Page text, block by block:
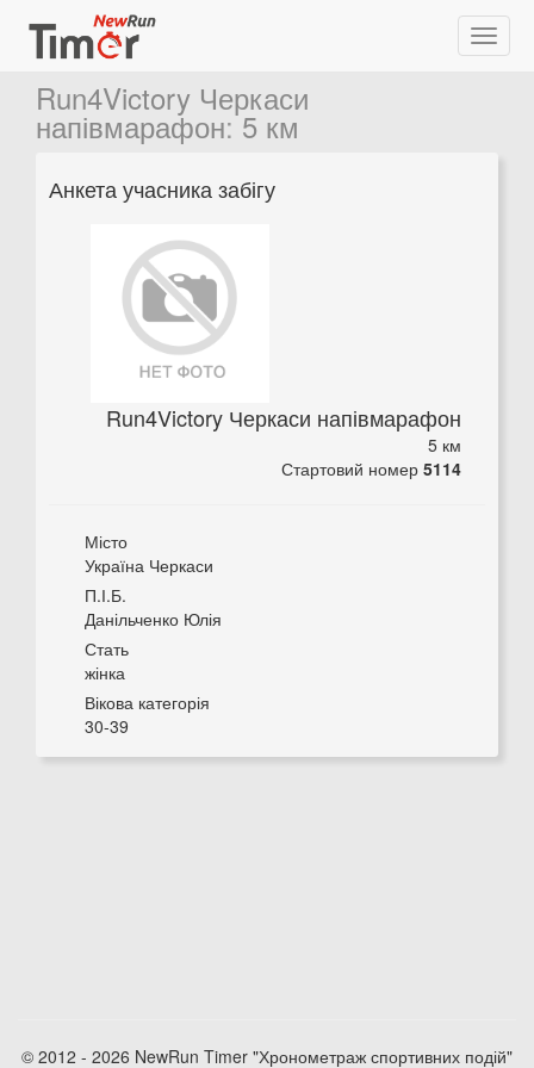
Run4Victory Черкаси
напівмарафон:5 км
Анкета учасника забігу
Run4Victory Черкаси напівмарафон
5 км
Стартовий номер 5114
Місто
Україна Черкаси
П.І.Б.
Данільченко Юлія
Стать
жінка
Вікова категорія
30-39
© 2012 - 2026 NewRun Timer "Хронометраж спортивних подій"